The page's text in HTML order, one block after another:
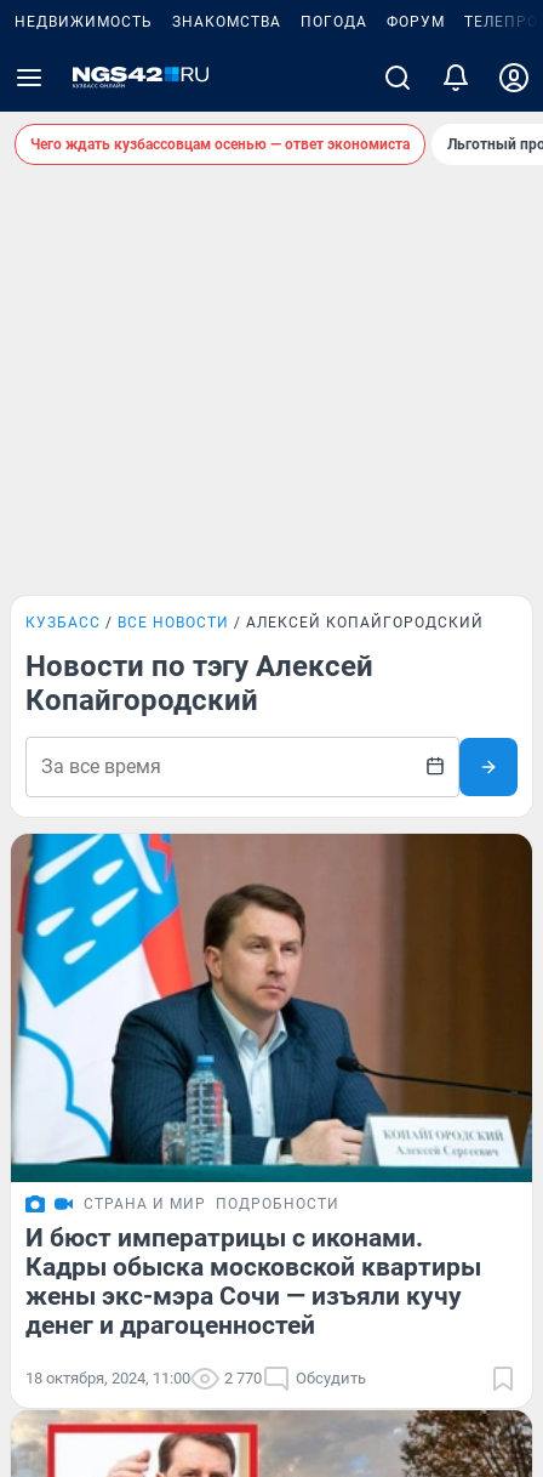
НЕДВИЖИМОСТЬ ЗНАКОМСТВА ПОГОДА ФОРУМ
Чего ждать кузбассовцам осенью — ответ экономиста Льготный
КУЗБАСС ВСЕ НОВОСТИ АЛЕКСЕЙ КОПАЙГОРОДСКИЙ
Новости по тэгу Алексей
Копайгородский
СТРАНА И МИР ПОДРОБНОСТИ
И бюст императрицы с иконами.
Кадры обыска московской квартиры
жены экс-мэра Сочи — изъяли кучу
денег и драгоценностей
18 октября, 2024, 11:00 2 770 Обсудить